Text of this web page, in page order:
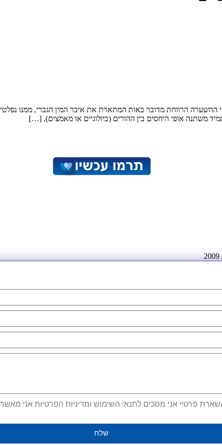
ההשערה הרווחת מדובר באות המתארת את איבר המין הגברי, ממנו
משתנה אופי היחסים בין ההורים (ביולוגיים או מאמצים), […]
פרטיי אני מסכים לתנאי השימוש ומדיניות הפרטיות אני מאשר
שלח